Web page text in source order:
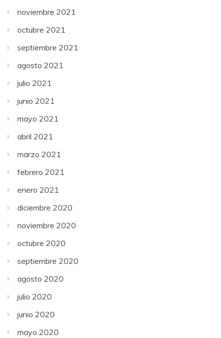
noviembre 2021
octubre 2021
septiembre 2021
agosto 2021
julio 2021
junio 2021
mayo 2021
abril 2021
marzo 2021
febrero 2021
enero 2021
diciembre 2020
noviembre 2020
octubre 2020
septiembre 2020
agosto 2020
julio 2020
junio 2020
mayo 2020